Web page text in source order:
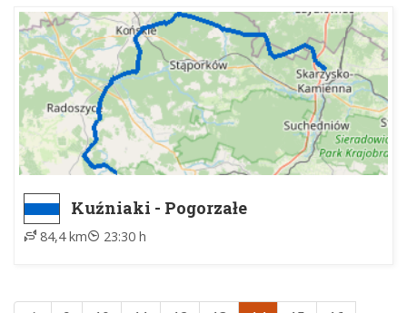
Kuźniaki - Pogorzałe
84,4 km 23:30 h